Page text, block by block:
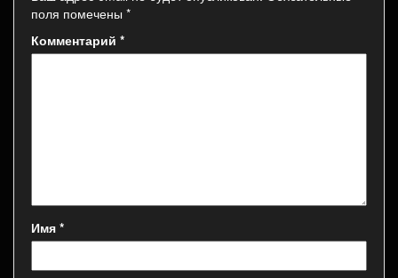
поля помечены *
Комментарий *
Имя *